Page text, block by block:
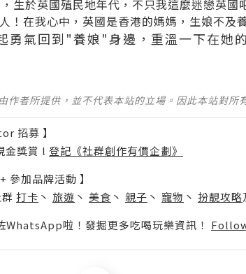
生於英國殖民地年代，不只我這麼迷戀英
！在我心中，英國是香港的媽媽，生娘不及
勇氣回到"養娘"身邊，重溫一下在她
作者所提供，並不代表本站的立場。因此本站對
招募 】
金獎賞 l 登記《社群創作有價企劃》
參加品牌活動 】
打卡 丶 旅遊 丶 美食 丶 親子 丶 寵物 丶 扮靚攻略
WhatsApp啦！發掘更多吃喝玩樂資訊！